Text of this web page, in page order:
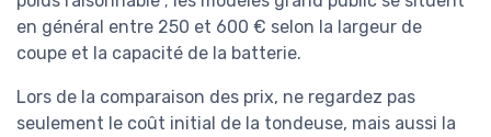
en général entre 250 et 600 € selon la largeur de
coupe et la capacité de la batterie.
Lors de la comparaison des prix, ne regardez pas
seulement le coût initial de la tondeuse, mais aussi la